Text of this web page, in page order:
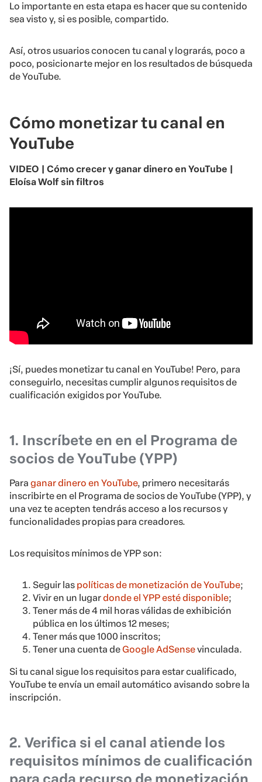
Lo importante en esta etapa es hacer que su contenido
sea visto y, si es posible, compartido.
Así, otros usuarios conocen tu canal y lograrás, poco a
poco, posicionarte mejor en los resultados de búsqueda
de YouTube.
Cómo monetizar tu canal en
YouTube
VIDEO | Cómo crecer y ganar dinero en YouTube |
Eloísa Wolf sin filtros
¡Sí, puedes monetizar tu canal en YouTube! Pero, para
conseguirlo, necesitas cumplir algunos requisitos de
cualificación exigidos por YouTube.
1. Inscríbete en en el Programa de
socios de YouTube (YPP)
Para ganar dinero en YouTube, primero necesitarás
inscribirte en el Programa de socios de YouTube (YPP), y
una vez te acepten tendrás acceso a los recursos y
funcionalidades propias para creadores.
Los requisitos mínimos de YPP son:
Seguir las políticas de monetización de YouTube;
Vivir en un lugardonde el YPP esté disponible;
Tener más de 4 mil horas válidas de exhibición
pública en los últimos 12 meses;
Tener más que 1000 inscritos;
Tener una cuenta deGoogle AdSensevinculada.
Si tu canal sigue los requisitos para estar cualificado,
YouTube te envía un email automático avisando sobre la
inscripción.
2. Verifica si el canal atiende los
requisitos mínimos de cualificación